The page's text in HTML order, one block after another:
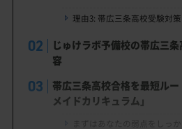
理由3: 帯広三条高校受験対
じゅけラボ予備校の帯広三
容
帯広三条高校合格を最短ル
メイドカリキュラム」
まずはあなたの弱点をしっ